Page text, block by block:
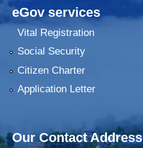
eGov services
Vital Registration
Social Security
Citizen Charter
Application Letter
Our Contact Address